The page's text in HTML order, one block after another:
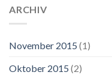
ARCHIV
November 2015 (1)
Oktober 2015 (2)